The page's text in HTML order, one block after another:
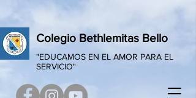
Colegio Bethlemitas Bello
"EDUCAMOS EN EL AMOR PARA EL
SERVICIO"